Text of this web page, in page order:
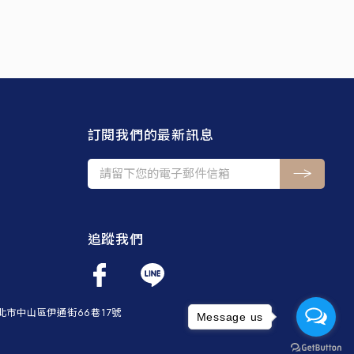
訂閱我們的最新訊息
追蹤我們
市中山區伊通街66巷17號 Message us